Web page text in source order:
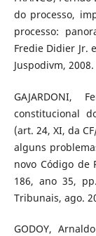
do processo,
processo:
Fredie Didier Jr.
Juspodivm, 2008.
GAJARDONI,
constitucional
(art. 24, XI, da
alguns
novo Código de
186, ano 35,
Tribunais, ago.
GODOY,